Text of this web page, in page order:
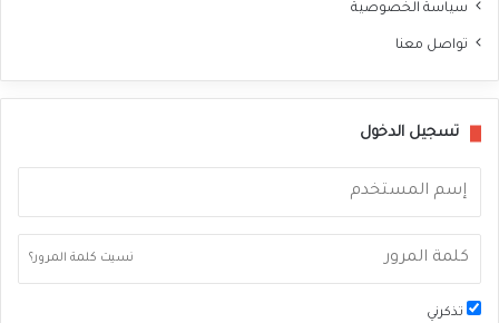
سياسة الخصوصية
تواصل معنا
تسجيل الدخول
نسيت كلمة المرور؟
تذكرني